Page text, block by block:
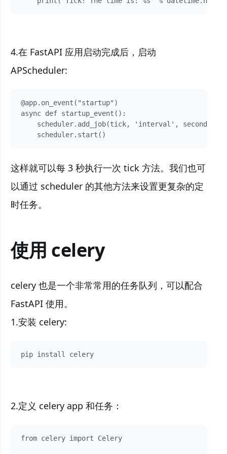
4.在 FastAPI 应用启动完成后，启动
APScheduler:
@app.on_event("startup")
async def startup_event():
    scheduler.add_job(tick, 'interval', seconds=3)
    scheduler.start()
这样就可以每 3 秒执行一次 tick 方法。我们也可
以通过 scheduler 的其他方法来设置更复杂的定
时任务。
使用 celery
celery 也是一个非常常用的任务队列，可以配合
FastAPI 使用。
1.安装 celery:
pip install celery
2.定义 celery app 和任务：
from celery import Celery